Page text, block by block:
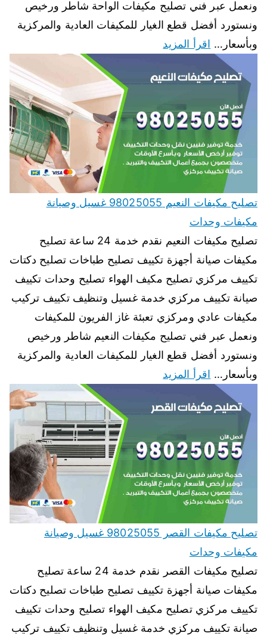
ونعمل عبر فني تصليح مكيفات الواحة شاطر ورخيص
ونستورد أفضل قطع الغيار للمكيفات العادية والمركزية
وبأسعار… اقرأ المزيد
تصليح مكيفات النعيم 98025055 غسيل وصيانة
مكيفات وحدات
تصليح مكيفات النعيم نقدم خدمة 24 ساعة تصليح
مكيفات صيانة أجهزة تكييف تصليح طباخات تصليح دكتات
تكييف مركزي تصليح مكيف الهواء تصليح وحدات تكييف
صيانة تكييف مركزي خدمة غسيل وتنظيف تكييف تركيب
مكيفات عادي ومركزي تعبئة غاز الفريون للمكيفات
ونعمل عبر فني تصليح مكيفات النعيم شاطر ورخيص
ونستورد أفضل قطع الغيار للمكيفات العادية والمركزية
وبأسعار… اقرأ المزيد
تصليح مكيفات القصر 98025055 غسيل وصيانة
مكيفات وحدات
تصليح مكيفات القصر نقدم خدمة 24 ساعة تصليح
مكيفات صيانة أجهزة تكييف تصليح طباخات تصليح دكتات
تكييف مركزي تصليح مكيف الهواء تصليح وحدات تكييف
صيانة تكييف مركزي خدمة غسيل وتنظيف تكييف تركيب